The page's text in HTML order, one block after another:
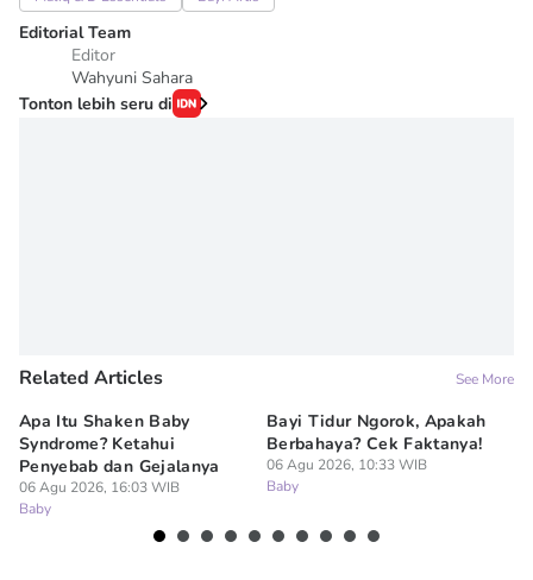
Editorial Team
Editor
Wahyuni Sahara
Tonton lebih seru di
Related Articles See More
Apa Itu Shaken Baby
Syndrome? Ketahui
Penyebab dan Gejalanya
06 Agu 2026, 16:03 WIB
Baby
Bayi Tidur Ngorok, Apakah
Berbahaya? Cek Faktanya!
06 Agu 2026, 10:33 WIB
Baby